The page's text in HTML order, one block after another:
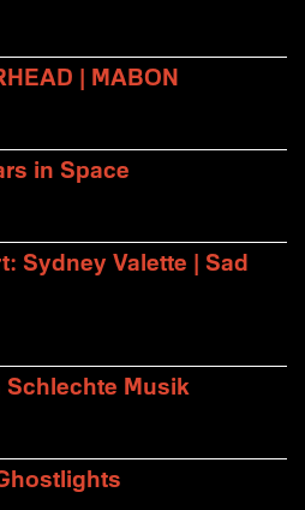
| MABON
in Space
Sydney Valette | Sad
Musik